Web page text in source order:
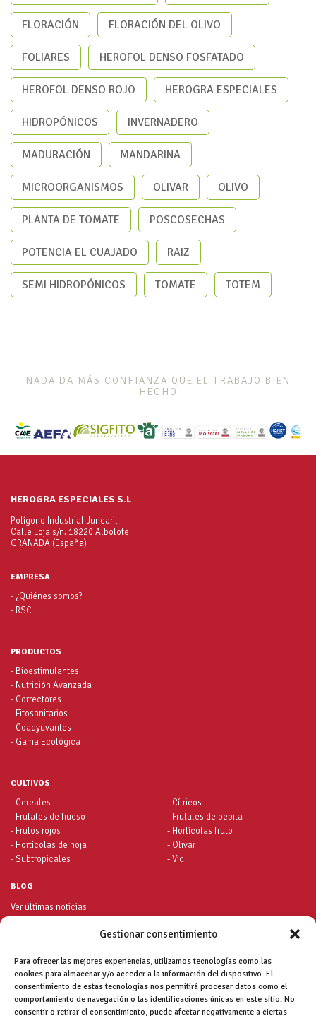
Gestionar consentimiento
Para ofrecer las mejores experiencias, utilizamos tecnologías como las
cookies para almacenar y/o acceder a la información del dispositivo. El
consentimiento de estas tecnologías nos permitirá procesar datos como el
comportamiento de navegación o las identificaciones únicas en este sitio. No
consentir o retirar el consentimiento, puede afectar negativamente a ciertas
FLORACIÓN FLORACIÓN DEL OLIVO
FOLIARES HEROFOL DENSO FOSFATADO
HEROFOL DENSO ROJO HEROGRA ESPECIALES
HIDROPÓNICOS INVERNADERO
MADURACIÓN MANDARINA
MICROORGANISMOS OLIVAR OLIVO
PLANTA DE TOMATE POSCOSECHAS
POTENCIA EL CUAJADO RAIZ
SEMI HIDROPÓNICOS TOMATE TOTEM
NADA DA MÁS CONFIANZA QUE EL TRABAJO BIEN
HECHO
HEROGRA ESPECIALES S.L
Polígono Industrial Juncaril
Calle Loja s/n. 18220 Albolote
GRANADA (España)
EMPRESA
- ¿Quiénes somos?
- RSC
PRODUCTOS
- Bioestimulantes
- Nutrición Avanzada
- Correctores
- Fitosanitarios
- Coadyuvantes
- Gama Ecológica
CULTIVOS
- Cereales
- Cítricos
- Frutales de hueso
- Frutales de pepita
- Frutos rojos
- Hortícolas fruto
- Hortícolas de hoja
- Olivar
- Subtropicales
- Vid
BLOG
Ver últimas noticias
Tlf:+34 958 490 002
Atención al cliente:+34 902 115 653
Fax:+34 958 466 941
email:info@herogra.com